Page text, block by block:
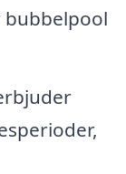
bubbelpool